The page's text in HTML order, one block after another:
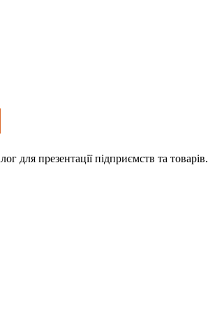
для презентації підприємств та товарів.